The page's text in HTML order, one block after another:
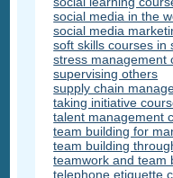
social media in the
social media
soft skills courses in
stress management
supervising others
supply chain
taking initiative
talent management
team building for
team building
teamwork and team
telephone etiquette